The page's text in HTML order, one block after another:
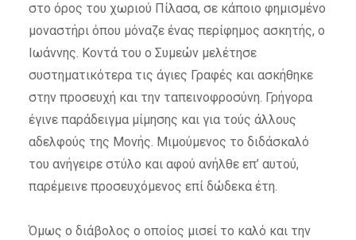
στο όρος του χωριού Πίλασα, σε κάποιο φημισμένο
μοναστήρι όπου μόναζε ένας περίφημος ασκητής, ο
Ιωάννης. Κοντά του ο Συμεών μελέτησε
συστηματικότερα τις άγιες Γραφές και ασκήθηκε
στην προσευχή και την ταπεινοφροσύνη. Γρήγορα
έγινε παράδειγμα μίμησης και για τούς άλλους
αδελφούς της Μονής. Μιμούμενος το διδάσκαλό
του ανήγειρε στύλο και αφού ανήλθε επ’ αυτού,
παρέμεινε προσευχόμενος επί δώδεκα έτη.
Όμως ο διάβολος ο οποίος μισεί το καλό και την